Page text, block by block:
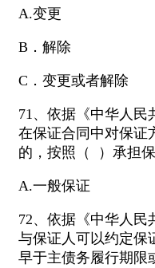
A.变更
B．解除
C．变更或者解除
71、依据《中华人民
在保证合同中对保证
的，按照（ ）承担保
A.一般保证 B.
72、依据《中华人民
与保证人可以约定保
早于主债务履行期限